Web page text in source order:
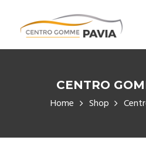
CENTRO
Home Shop